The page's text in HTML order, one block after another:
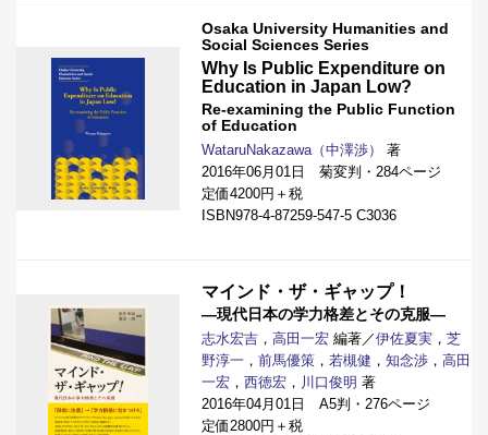
Osaka University Humanities and
Social Sciences Series
Why Is Public Expenditure on
Education in Japan Low?
Re-examining the Public Function
of Education
WataruNakazawa（中澤渉）
著
2016年06月01日 菊変判・284ページ
定価4200円＋税
ISBN978-4-87259-547-5 C3036
マインド・ザ・ギャップ！
―現代日本の学力格差とその克服―
志水宏吉 ， 高田一宏 編著／伊佐夏実 ， 芝
野淳一 ， 前馬優策 ， 若槻健 ， 知念渉 ， 高田
一宏 ， 西徳宏 ， 川口俊明 著
2016年04月01日 A5判・276ページ
定価2800円＋税